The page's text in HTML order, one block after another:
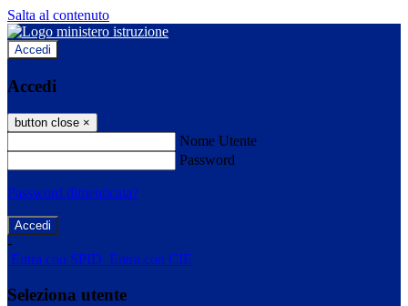
Salta al contenuto
Accedi
Accedi
button close ×
Nome Utente
Password
Password dimenticata?
-
Entra con SPID Entra con CIE
Seleziona utente